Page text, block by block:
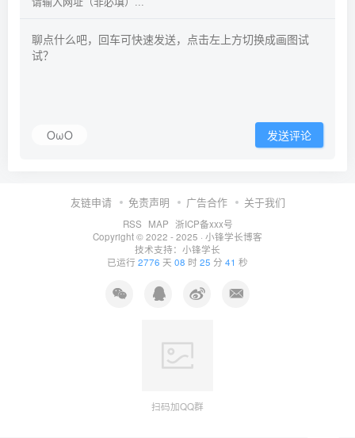
OωO 发送评论
友链申请 免责声明 广告合作 关于我们
RSS MAP 浙ICP备xxx号
Copyright © 2022 - 2025 · 小锋学长博客
技术支持： 小锋学长
已运行 2776 天 08 时 25 分 42 秒
扫码加QQ群